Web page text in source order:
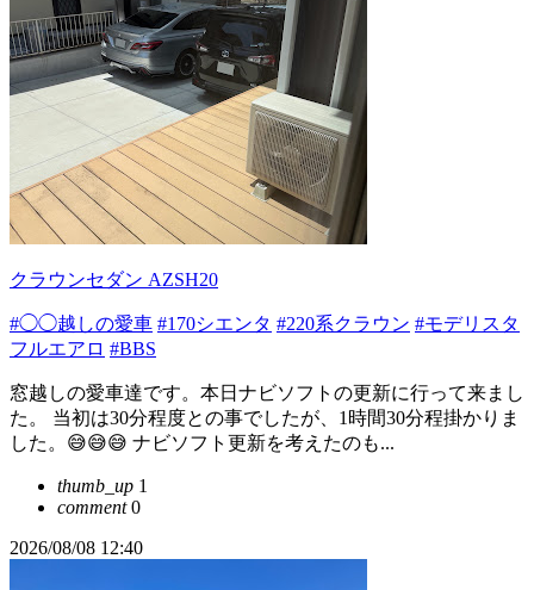
クラウンセダン AZSH20
#◯◯越しの愛車 #170シエンタ #220系クラウン #モデリスタ
フルエアロ #BBS
窓越しの愛車達です。本日ナビソフトの更新に行って来まし
た。 当初は30分程度との事でしたが、1時間30分程掛かりま
した。😅😅😅 ナビソフト更新を考えたのも...
thumb_up 1
comment0
2026/08/08 12:40